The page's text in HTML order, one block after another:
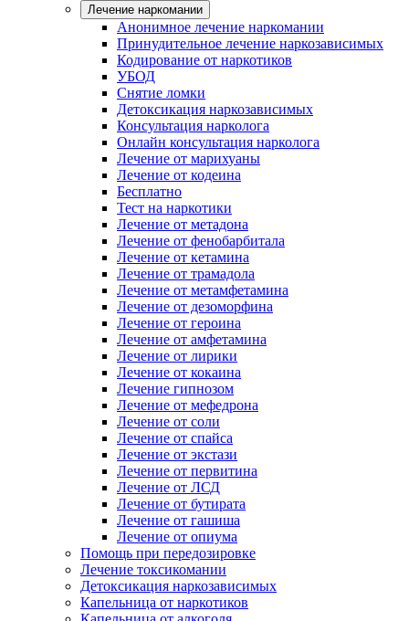
Лечение наркомании
Анонимное лечение наркомании
Принудительное лечение наркозависимых
Кодирование от наркотиков
УБОД
Снятие ломки
Детоксикация наркозависимых
Консультация нарколога
Онлайн консультация нарколога
Лечение от марихуаны
Лечение от кодеина
Бесплатно
Тест на наркотики
Лечение от метадона
Лечение от фенобарбитала
Лечение от кетамина
Лечение от трамадола
Лечение от метамфетамина
Лечение от дезоморфина
Лечение от героина
Лечение от амфетамина
Лечение от лирики
Лечение от кокаина
Лечение гипнозом
Лечение от мефедрона
Лечение от соли
Лечение от спайса
Лечение от экстази
Лечение от первитина
Лечение от ЛСД
Лечение от бутирата
Лечение от гашиша
Лечение от опиума
Помощь при передозировке
Лечение токсикомании
Детоксикация наркозависимых
Капельница от наркотиков